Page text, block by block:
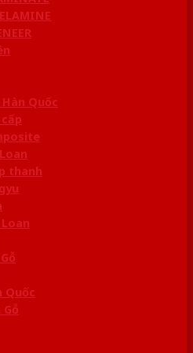
Quốc
thanh
Quốc